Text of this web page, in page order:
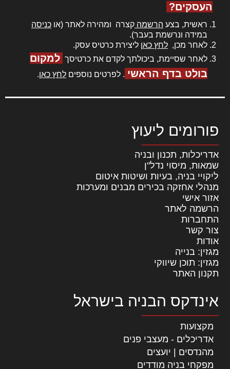
העסקים?
ראשית, בצע הרשמה קצרה ומהירה לאתר (או כניסה
במידה ונרשמת בעבר).
לאחר מכן, לחץ כאן ליצירת כרטיס עסק.
לאחר שסיימת, ביכולתך לקדם את כרטיסך למקום
בולט בדף הראשי . לפרטים נוספים לחץ כאן.
פורומים ליעוץ
אדריכלות, תכנון ובניה
שמאות, מיסוי נדל"ן
ליקויי בניה, בעיות ושיטות איטום
מנהלי אחזקה בכירים מבנים ומערכות
אזור אישי
הרשמה לאתר
התחברות
צור קשר
אודות
מגזין: בנייה
מגזין: תוכן שיווקי
תקנון האתר
אינדקס הבניה בישראל
מקצועות
אדריכלים - מעצבי פנים
מהנדסים | יועצים
מפקחי בניה מודדים